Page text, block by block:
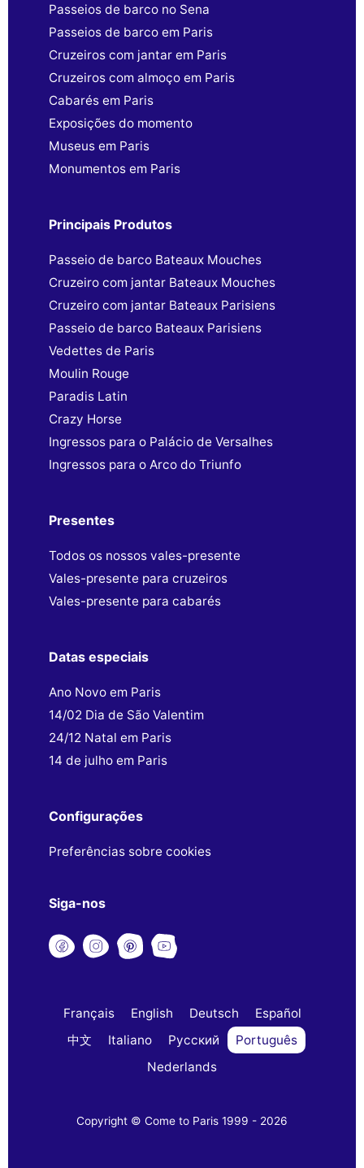
Passeios de barco no Sena
Passeios de barco em Paris
Cruzeiros com jantar em Paris
Cruzeiros com almoço em Paris
Cabarés em Paris
Exposições do momento
Museus em Paris
Monumentos em Paris
Principais Produtos
Passeio de barco Bateaux Mouches
Cruzeiro com jantar Bateaux Mouches
Cruzeiro com jantar Bateaux Parisiens
Passeio de barco Bateaux Parisiens
Vedettes de Paris
Moulin Rouge
Paradis Latin
Crazy Horse
Ingressos para o Palácio de Versalhes
Ingressos para o Arco do Triunfo
Presentes
Todos os nossos vales-presente
Vales-presente para cruzeiros
Vales-presente para cabarés
Datas especiais
Ano Novo em Paris
14/02 Dia de São Valentim
24/12 Natal em Paris
14 de julho em Paris
Configurações
Preferências sobre cookies
Siga-nos
Français English Deutsch
Español
中文
Italiano Русский
Português
Nederlands
Copyright © Come to Paris 1999 - 2026